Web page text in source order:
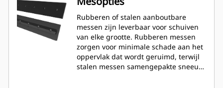
perfect passen op alle modellen met
een schrankladerkoppeling.
Rubberen of stalen aanboutbare
messen zijn leverbaar voor schuiven
van elke grootte. Rubberen messen
zorgen voor minimale schade aan het
oppervlak dat wordt geruimd, terwijl
stalen messen samengepakte sneeuw